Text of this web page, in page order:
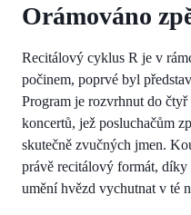
Orámováno
Recitálový cyklus R je v
počinem, poprvé byl
Program je rozvrhnut do
koncertů, jež posluchačům
skutečně zvučných jmen.
právě recitálový formát, díky
umění hvězd vychutnat v té